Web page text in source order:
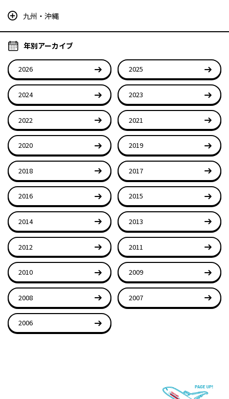
九州・沖縄
年別アーカイブ
2026 2025
2024 2023
2022 2021
2020 2019
2018 2017
2016 2015
2014 2013
2012 2011
2010 2009
2008 2007
2006